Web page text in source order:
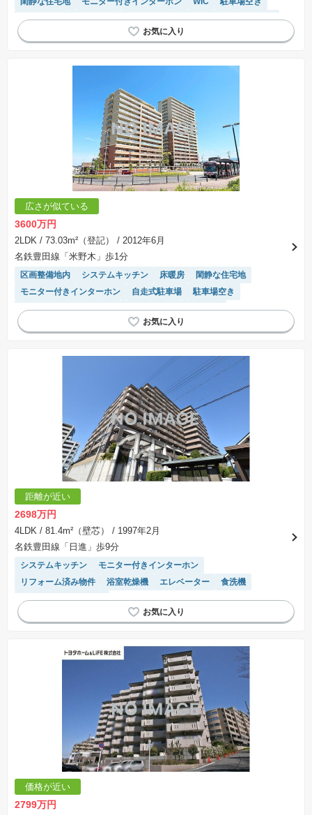
ペット相談
浴室乾燥機 平置駐車場 宅配ボックス
前面棟無
エレベーター
温水洗浄便座 陽当り良好
広さが似ている
3600万円
2LDK / 73.03m²（登記）
/ 2012年6月
名鉄豊田線「米野木」歩1分
区画整備地内 システムキッチン 床暖房
閑静な住宅地
モニター付きインターホン
自走式駐車場
駐車場空き
ペット相談
浴室乾燥機 宅配ボックス
前面棟無
エレベーター
温水洗浄便座 陽当り良好
対面キッチン
距離が近い
2698万円
4LDK / 81.4m²（壁芯）
/ 1997年2月
名鉄豊田線「日進」歩9分
システムキッチン
モニター付きインターホン
リフォーム済み物件
浴室乾燥機 エレベーター
食洗機
駐輪場・バイク置き場
価格が近い
2799万円